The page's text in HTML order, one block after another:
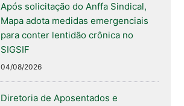
Após solicitação do Anffa Sindical,
Mapa adota medidas emergenciais
para conter lentidão crônica no
SIGSIF
04/08/2026
Diretoria de Aposentados e